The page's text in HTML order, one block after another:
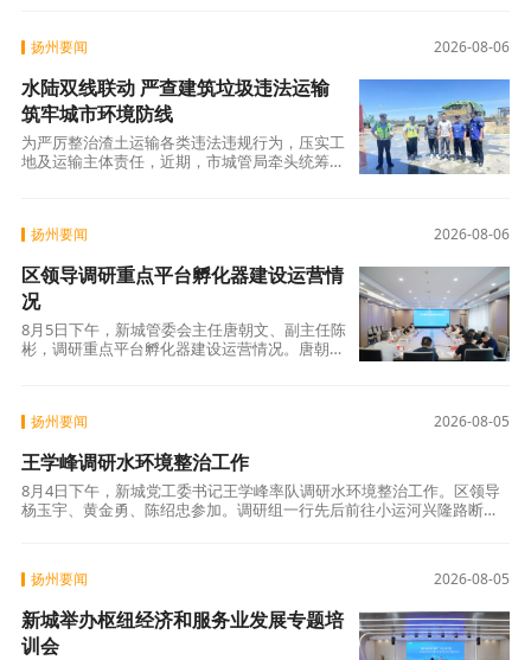
2026-08-06
扬州要闻
水陆双线联动 严查建筑垃圾违法运输
筑牢城市环境防线
为严厉整治渣土运输各类违法违规行为，压实工
地及运输主体责任，近期，市城管局牵头统筹，
2026-08-06
扬州要闻
区领导调研重点平台孵化器建设运营情
况
8月5日下午，新城管委会主任唐朝文、副主任陈
彬，调研重点平台孵化器建设运营情况。唐朝文
2026-08-05
扬州要闻
王学峰调研水环境整治工作
8月4日下午，新城党工委书记王学峰率队调研水环境整治工作。区领导
杨玉宇、黄金勇、陈绍忠参加。调研组一行先后前往小运河兴隆路断
2026-08-05
扬州要闻
新城举办枢纽经济和服务业发展专题培
训会